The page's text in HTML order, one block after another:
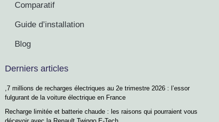
Comparatif
Guide d’installation
Blog
Derniers articles
,7 millions de recharges électriques au 2e trimestre 2026 : l’essor
fulgurant de la voiture électrique en France
Recharge limitée et batterie chaude : les raisons qui pourraient vous